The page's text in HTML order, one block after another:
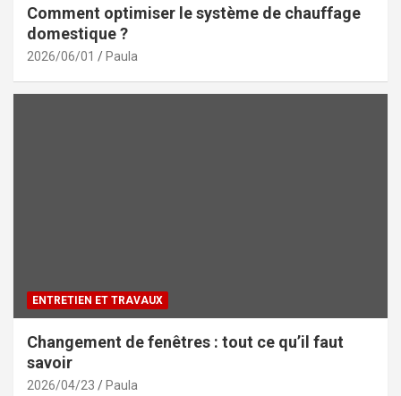
Comment optimiser le système de chauffage
domestique ?
2026/06/01 Paula
ENTRETIEN ET TRAVAUX
Changement de fenêtres : tout ce qu’il faut
savoir
2026/04/23 Paula